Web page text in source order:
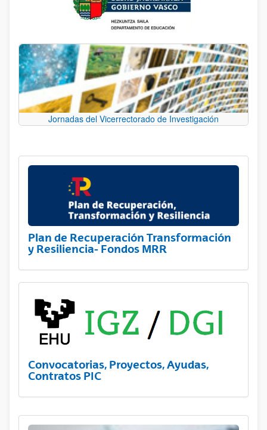
Jornadas del Vicerrectorado de Investigación
Plan de Recuperación Transformación
y Resiliencia- Fondos MRR
Convocatorias, Proyectos, Ayudas,
Contratos PIC